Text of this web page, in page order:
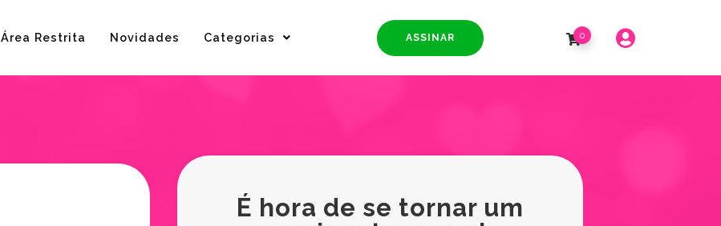
Área Restrita Novidades Categorias ASSINAR 0
É hora de se tornar um